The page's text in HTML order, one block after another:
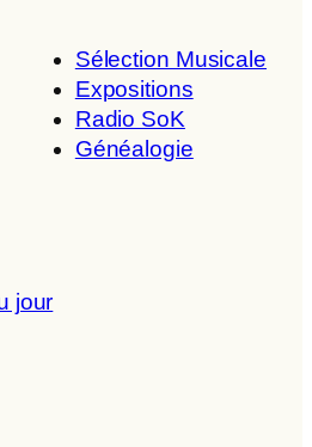
Sélection Musicale
Expositions
Radio SoK
Généalogie
jour